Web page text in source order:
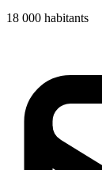
18 000 habitants